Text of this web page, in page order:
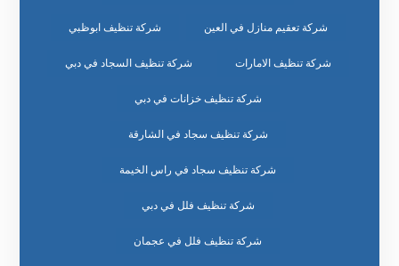
شركة تعقيم منازل في العين شركة تنظيف ابوظبي
شركة تنظيف الامارات شركة تنظيف السجاد في دبي
شركة تنظيف خزانات في دبي
شركة تنظيف سجاد في الشارقة
شركة تنظيف سجاد في راس الخيمة
شركة تنظيف فلل في دبي
شركة تنظيف فلل في عجمان